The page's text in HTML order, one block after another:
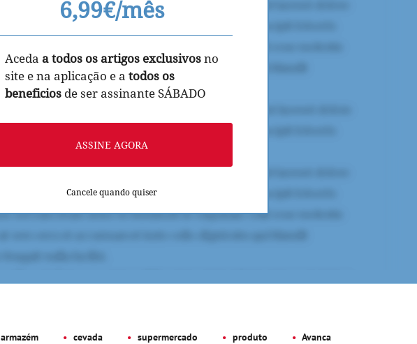
6,99€/mês
Aceda a todos os artigos exclusivosno
site e na aplicação e a todos os
beneficios de ser assinante SÁBADO
ASSINE AGORA
Cancele quando quiser
armazém cevada supermercado produto
Avanca